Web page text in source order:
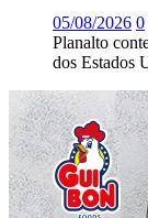
05/08/2026 0
Planalto
dos Estados